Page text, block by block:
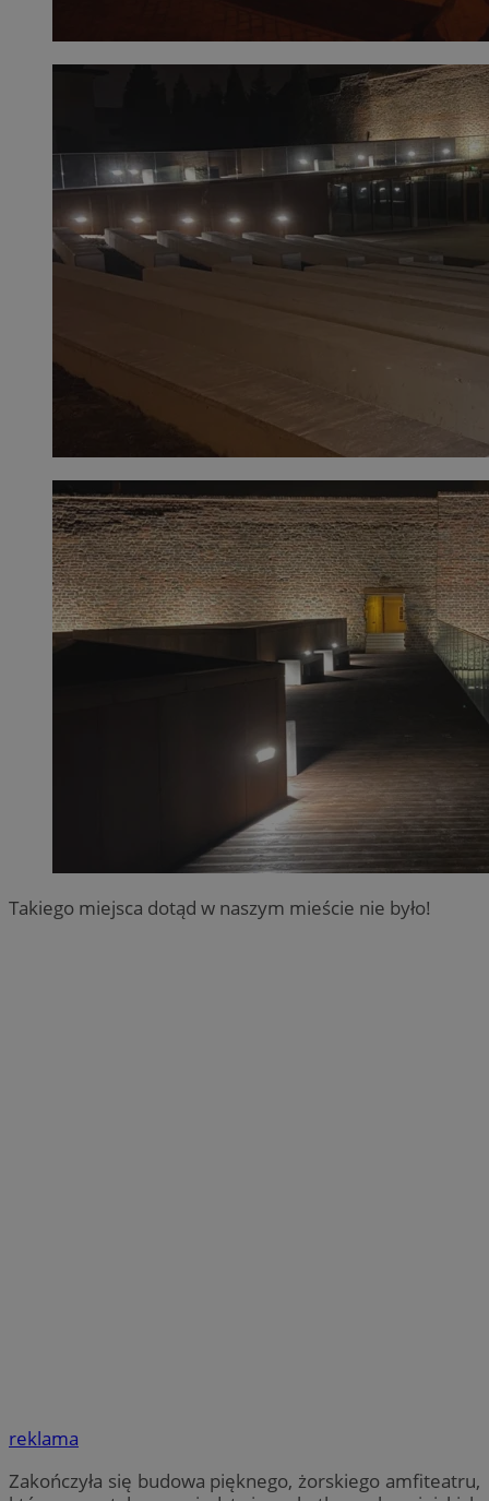
Takiego miejsca dotąd w naszym mieście nie było!
reklama
Zakończyła się budowa pięknego, żorskiego amfiteatru,